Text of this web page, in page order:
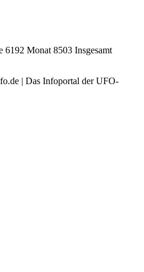
6192 Monat 8503 Insgesamt
| Das Infoportal der UFO-